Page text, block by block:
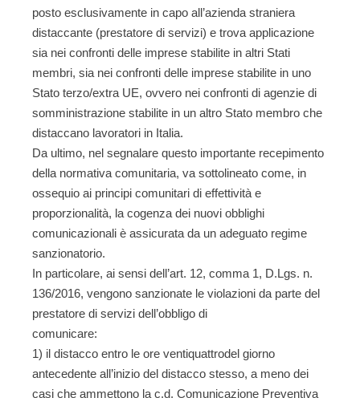
posto esclusivamente in capo all’azienda straniera
distaccante (prestatore di servizi) e trova applicazione
sia nei confronti delle imprese stabilite in altri Stati
membri, sia nei confronti delle imprese stabilite in uno
Stato terzo/extra UE, ovvero nei confronti di agenzie di
somministrazione stabilite in un altro Stato membro che
distaccano lavoratori in Italia.
Da ultimo, nel segnalare questo importante recepimento
della normativa comunitaria, va sottolineato come, in
ossequio ai principi comunitari di effettività e
proporzionalità, la cogenza dei nuovi obblighi
comunicazionali è assicurata da un adeguato regime
sanzionatorio.
In particolare, ai sensi dell’art. 12, comma 1, D.Lgs. n.
136/2016, vengono sanzionate le violazioni da parte del
prestatore di servizi dell’obbligo di
comunicare:
1) il distacco entro le ore ventiquattrodel giorno
antecedente all’inizio del distacco stesso, a meno dei
casi che ammettono la c.d. Comunicazione Preventiva